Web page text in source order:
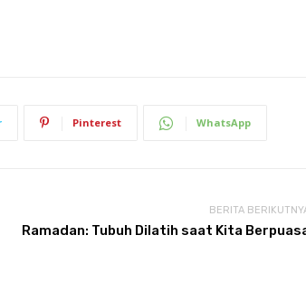
Pinterest WhatsApp
BERITA
Ramadan: Tubuh Dilatih saat Kita